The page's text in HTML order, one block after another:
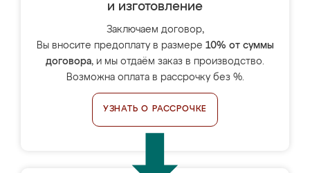
и изготовление
Заключаем договор,
Вы вносите предоплату в размере 10% от суммы
договора, и мы отдаём заказ в производство.
Возможна оплата в рассрочку без %.
УЗНАТЬ О РАССРОЧКЕ